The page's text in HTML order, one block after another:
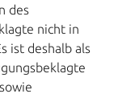
des
nicht in
ist deshalb als